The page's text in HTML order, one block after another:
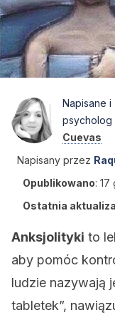
Napisane
psycholog
Cuevas
Napisany przez
Opublikowano: 17
Ostatnia
Anksjolityki to
aby pomóc
ludzie nazywają
tabletek”,